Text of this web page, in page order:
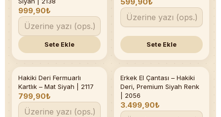
999,90₺
Sete Ekle Sete Ekle
Son 2 adet
Hakiki Deri Fermuarlı
Kartlık – Mat Siyah | 2117
799,90₺
Erkek El Çantası – Hakiki
Deri, Premium Siyah Renk
| 2056
3.499,90₺